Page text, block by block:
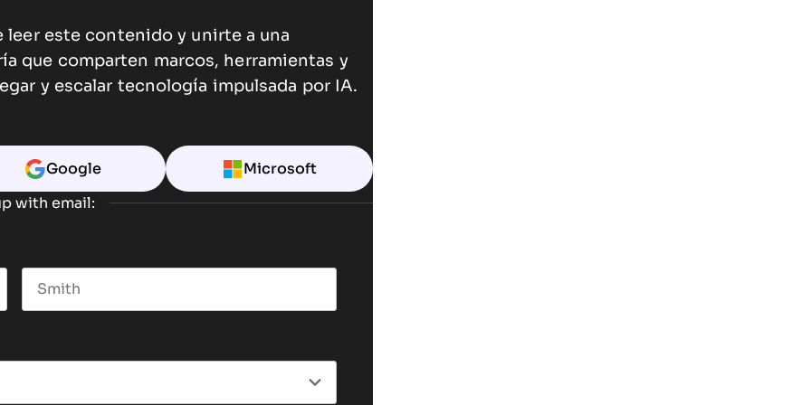
leer este contenido y unirte a una
que comparten marcos, herramientas y
y escalar tecnología impulsada por IA.
Google Microsoft
with email: